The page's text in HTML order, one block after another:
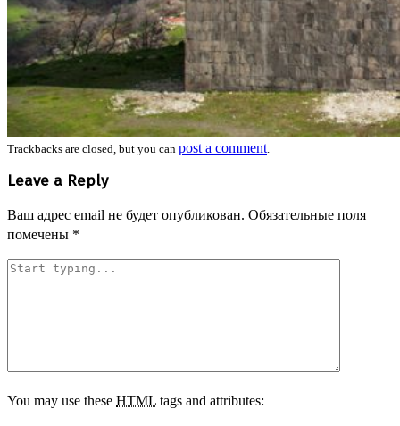
Trackbacks are closed, but you can post a comment.
Leave a Reply
Ваш адрес email не будет опубликован. Обязательные поля
помечены *
You may use these HTML tags and attributes: